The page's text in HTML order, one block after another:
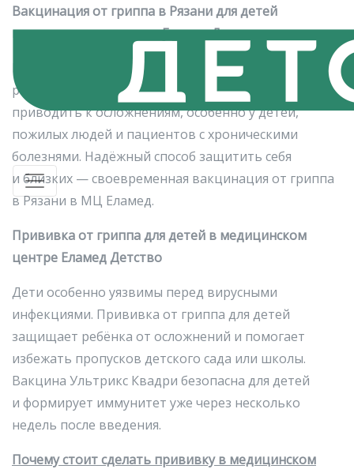
Вакцинация от гриппа в Рязани для детей
в медицинском центре Еламед Детство
Ежегодно с приходом холодного сезона возрастает
риск заболеть гриппом. Это заболевание может
приводить к осложнениям, особенно у детей,
пожилых людей и пациентов с хроническими
болезнями. Надёжный способ защитить себя
и близких — своевременная вакцинация от гриппа
в Рязани в МЦ Еламед.
Прививка от гриппа для детей в медицинском
центре Еламед Детство
Дети особенно уязвимы перед вирусными
инфекциями. Прививка от гриппа для детей
защищает ребёнка от осложнений и помогает
избежать пропусков детского сада или школы.
Вакцина Ультрикс Квадри безопасна для детей
и формирует иммунитет уже через несколько
недель после введения.
Почему стоит сделать прививку в медицинском